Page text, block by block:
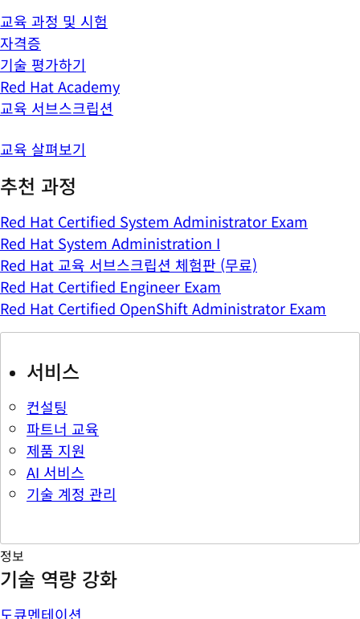
교육 과정 및 시험
자격증
기술 평가하기
Red Hat Academy
교육 서브스크립션
교육 살펴보기
추천 과정
Red Hat Certified System Administrator Exam
Red Hat System Administration I
Red Hat 교육 서브스크립션 체험판 (무료)
Red Hat Certified Engineer Exam
Red Hat Certified OpenShift Administrator Exam
서비스
컨설팅
파트너 교육
제품 지원
AI 서비스
기술 계정 관리
정보
기술 역량 강화
도큐멘테이션